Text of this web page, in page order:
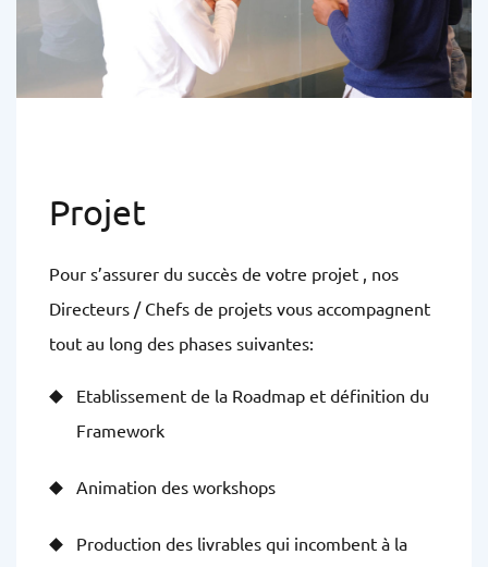
Projet
Pour s’assurer du succès de votre projet , nos
Directeurs / Chefs de projets vous accompagnent
tout au long des phases suivantes:
Etablissement de la Roadmap et définition du
Framework
Animation des workshops
Production des livrables qui incombent à la